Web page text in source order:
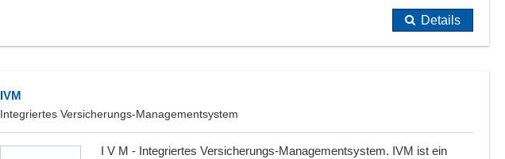
Details
IVM
Integriertes Versicherungs-Managementsystem
I V M - Integriertes Versicherungs-Managementsystem. IVM ist ein